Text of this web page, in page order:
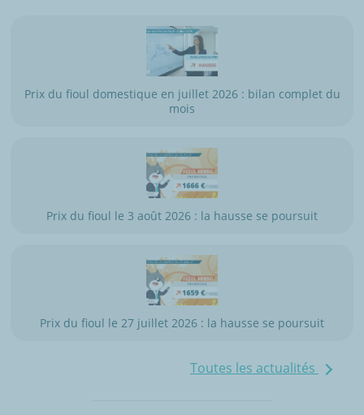
Prix du fioul domestique en juillet 2026 : bilan complet du
mois
Prix du fioul le 3 août 2026 : la hausse se poursuit
Prix du fioul le 27 juillet 2026 : la hausse se poursuit
Toutes les actualités